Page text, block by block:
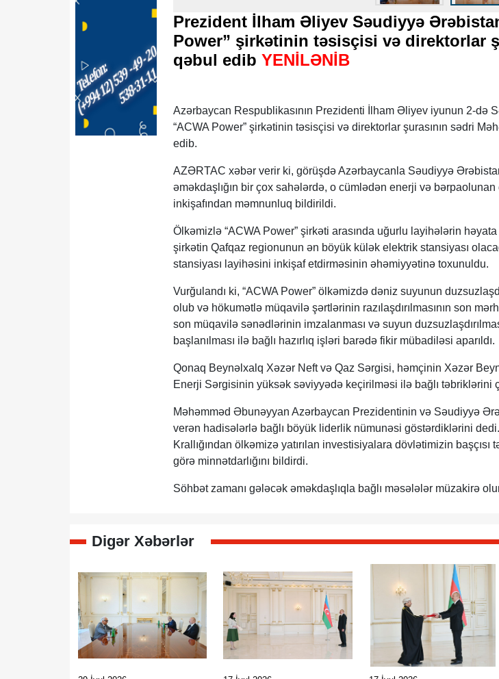
Prezident İlham Əliyev Səudiyyə
Power” şirkətinin təsisçisi və direktorlar
qəbul edib YENİLƏNİB
Azərbaycan Respublikasının Prezidenti İlham Əliyev iyunun 2-də
“ACWA Power” şirkətinin təsisçisi və direktorlar şurasının sədri
edib.
AZƏRTAC xəbər verir ki, görüşdə Azərbaycanla Səudiyyə
əməkdaşlığın bir çox sahələrdə, o cümlədən enerji və
inkişafından məmnunluq bildirildi.
Ölkəmizlə “ACWA Power” şirkəti arasında uğurlu layihələrin
şirkətin Qafqaz regionunun ən böyük külək elektrik stansiyası
stansiyası layihəsini inkişaf etdirməsinin əhəmiyyətinə toxunuldu.
Vurğulandı ki, “ACWA Power” ölkəmizdə dəniz suyunun
olub və hökumətlə müqavilə şərtlərinin razılaşdırılmasının son
son müqavilə sənədlərinin imzalanması və suyun
başlanılması ilə bağlı hazırlıq işləri barədə fikir mübadiləsi aparıldı.
Qonaq Beynəlxalq Xəzər Neft və Qaz Sərgisi, həmçinin Xəzər
Enerji Sərgisinin yüksək səviyyədə keçirilməsi ilə bağlı təbriklərini
Məhəmməd Əbunəyyan Azərbaycan Prezidentinin və Səudiyyə
verən hadisələrlə bağlı böyük liderlik nümunəsi göstərdiklərini
Krallığından ölkəmizə yatırılan investisiyalara dövlətimizin
görə minnətdarlığını bildirdi.
Söhbət zamanı gələcək əməkdaşlıqla bağlı məsələlər müzakirə
Digər Xəbərlər